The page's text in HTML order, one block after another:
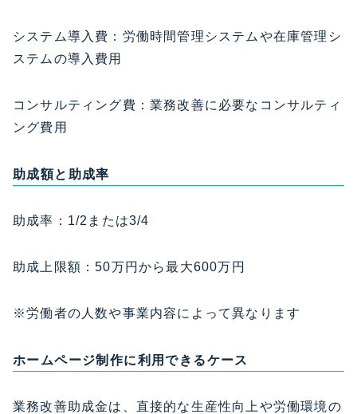
システム導入費：労働時間管理システムや在庫管理シ
ステムの導入費用
コンサルティング費：業務改善に必要なコンサルティ
ング費用
助成額と助成率
助成率：1/2または3/4
助成上限額：50万円から最大600万円
※労働者の人数や事業内容によって異なります
ホームページ制作に利用できるケース
業務改善助成金は、直接的な生産性向上や労働環境の